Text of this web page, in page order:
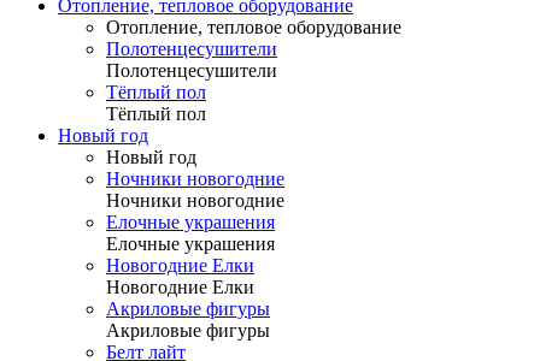
Отопление, тепловое оборудование
Отопление, тепловое оборудование
Полотенцесушители
Полотенцесушители
Тёплый пол
Тёплый пол
Новый год
Новый год
Ночники новогодние
Ночники новогодние
Елочные украшения
Елочные украшения
Новогодние Елки
Новогодние Елки
Акриловые фигуры
Акриловые фигуры
Белт лайт